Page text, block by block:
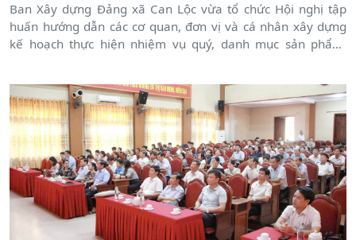
Ban Xây dựng Đảng xã Can Lộc vừa tổ chức Hội nghị tập
huấn hướng dẫn các cơ quan, đơn vị và cá nhân xây dựng
kế hoạch thực hiện nhiệm vụ quý, danh mục sản phẩm,